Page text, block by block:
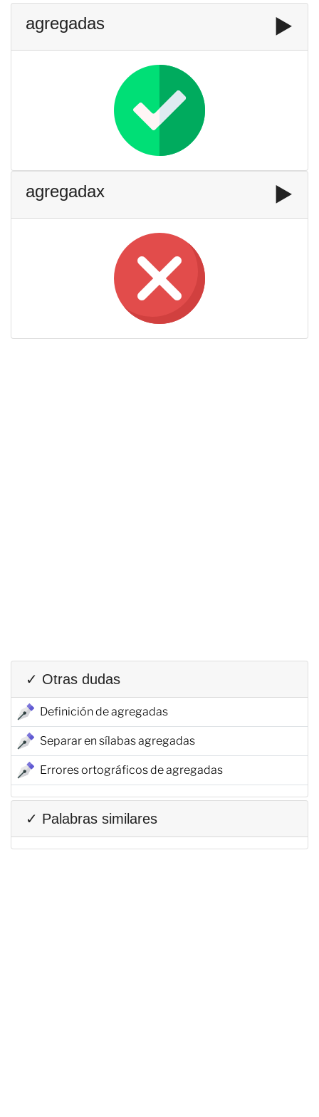
agregadas ▶️
agregadax ▶️
✓ Otras dudas
Definición de agregadas
Separar en sílabas agregadas
Errores ortográficos de agregadas
✓ Palabras similares